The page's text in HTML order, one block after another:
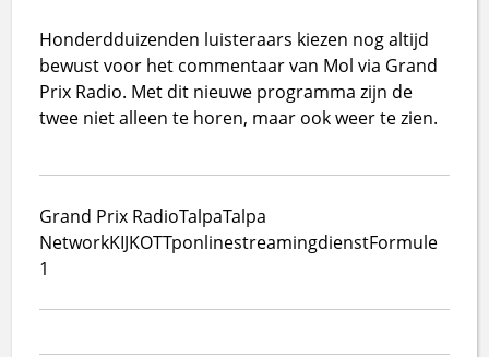
Honderdduizenden luisteraars kiezen nog altijd
bewust voor het commentaar van Mol via Grand
Prix Radio. Met dit nieuwe programma zijn de
twee niet alleen te horen, maar ook weer te zien.
Grand Prix RadioTalpaTalpa
NetworkKIJKOTTponlinestreamingdienstFormule
1